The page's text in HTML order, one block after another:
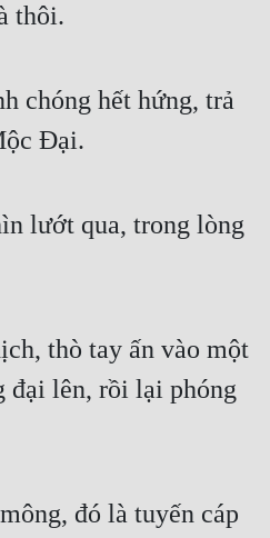
thôi.
chóng hết hứng, trả
Đại.
lướt qua, trong lòng
thò tay ấn vào một
đại lên, rồi lại phóng
đó là tuyến cáp